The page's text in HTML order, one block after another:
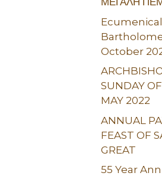
October
SUNDAY
MAY 2022
ANNUAL
FEAST OF
GREAT
55 Year